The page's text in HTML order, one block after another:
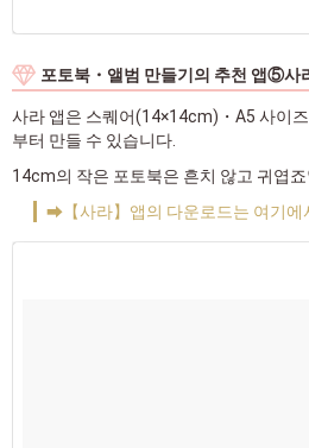
포토북・앨범 만들기의 추천 앱⑤사
사라 앱은 스퀘어(14×14cm)・A5 사이
부터 만들 수 있습니다.
14cm의 작은 포토북은 흔치 않고 귀엽
➡【사라】앱의 다운로드는 여기